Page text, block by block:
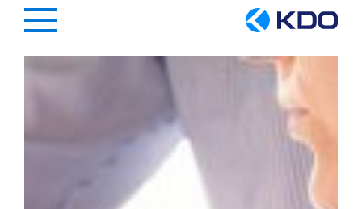
Hauptregion der Seite anspringen